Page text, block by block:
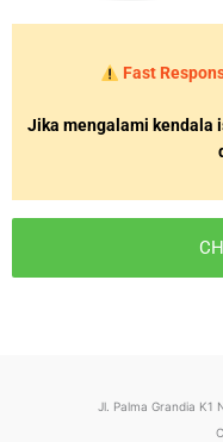
Fast
Jika mengalami kendala
Jl. Palma Grandia K1